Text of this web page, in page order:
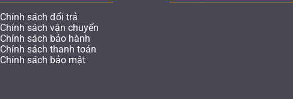
Chính sách đổi trả
Chính sách vận chuyển
Chính sách bảo hành
Chính sách thanh toán
Chính sách bảo mật